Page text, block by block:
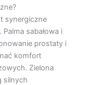
synergiczne
sabałowa i
prostaty i
komfort
Zielona
silnych